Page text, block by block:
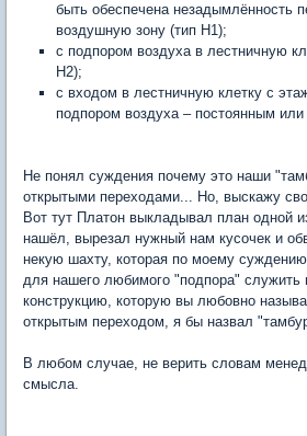
быть обеспечена незадымлённость
воздушную зону (тип H1);
с подпором воздуха в лестничную
Н2);
с входом в лестничную клетку с
подпором воздуха – постоянным или
Не понял суждения почему это наши
открытыми переходами... Но, выскажу
Вот тут Платон выкладывал план одной
нашёл, вырезал нужный нам кусочек и
некую шахту, которая по моему
для нашего любимого "подпора" служить
конструкцию, которую вы любовно
открытым переходом, я бы назвал
В любом случае, не верить словам
смысла.